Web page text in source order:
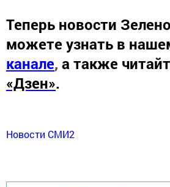
Теперь новости
можете узнать в
канале, а также
«Дзен».
Новости СМИ2